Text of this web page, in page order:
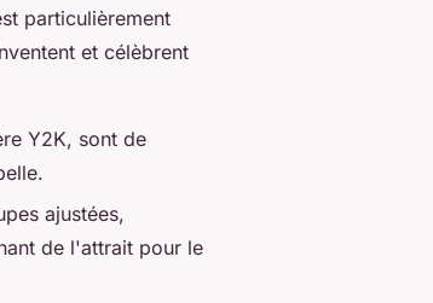
particulièrement
et célèbrent
Y2K, sont de
ajustées,
de l'attrait pour le